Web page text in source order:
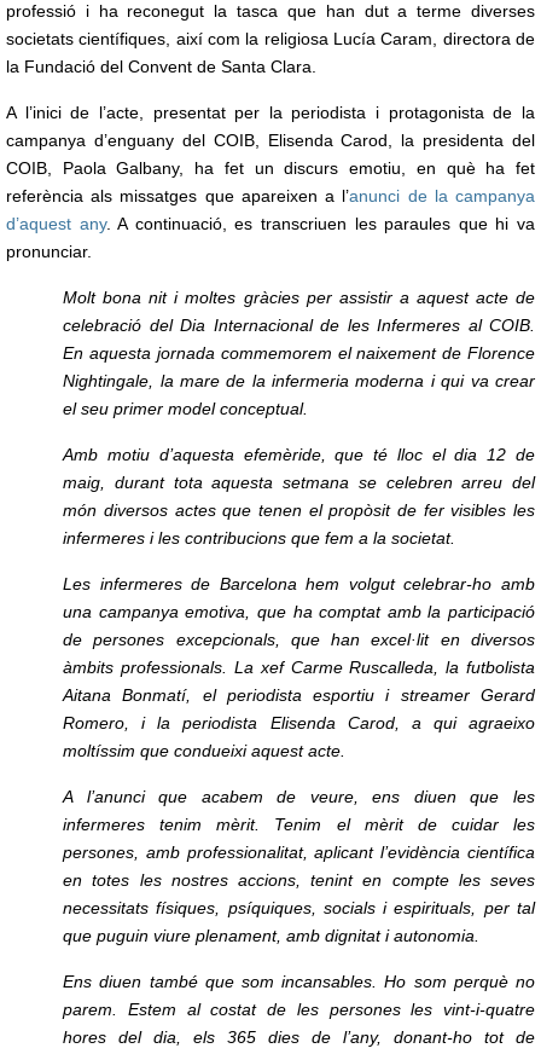
professió i ha reconegut la tasca que han dut a terme diverses
societats científiques, així com la religiosa Lucía Caram, directora de
la Fundació del Convent de Santa Clara.
A l’inici de l’acte, presentat per la periodista i protagonista de la
campanya d’enguany del COIB, Elisenda Carod, la presidenta del
COIB, Paola Galbany, ha fet un discurs emotiu, en què ha fet
referència als missatges que apareixen a l’anunci de la campanya
d’aquest any. A continuació, es transcriuen les paraules que hi va
pronunciar.
Molt bona nit i moltes gràcies per assistir a aquest acte de
celebració del Dia Internacional de les Infermeres al COIB.
En aquesta jornada commemorem el naixement de Florence
Nightingale, la mare de la infermeria moderna i qui va crear
el seu primer model conceptual.
Amb motiu d’aquesta efemèride, que té lloc el dia 12 de
maig, durant tota aquesta setmana se celebren arreu del
món diversos actes que tenen el propòsit de fer visibles les
infermeres i les contribucions que fem a la societat.
Les infermeres de Barcelona hem volgut celebrar-ho amb
una campanya emotiva, que ha comptat amb la participació
de persones excepcionals, que han excel·lit en diversos
àmbits professionals. La xef Carme Ruscalleda, la futbolista
Aitana Bonmatí, el periodista esportiu i streamer Gerard
Romero, i la periodista Elisenda Carod, a qui agraeixo
moltíssim que condueixi aquest acte.
A l’anunci que acabem de veure, ens diuen que les
infermeres tenim mèrit. Tenim el mèrit de cuidar les
persones, amb professionalitat, aplicant l’evidència científica
en totes les nostres accions, tenint en compte les seves
necessitats físiques, psíquiques, socials i espirituals, per tal
que puguin viure plenament, amb dignitat i autonomia.
Ens diuen també que som incansables. Ho som perquè no
parem. Estem al costat de les persones les vint-i-quatre
hores del dia, els 365 dies de l’any, donant-ho tot de